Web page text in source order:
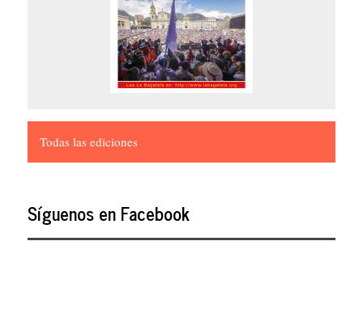
Todas las ediciones
Síguenos en Facebook